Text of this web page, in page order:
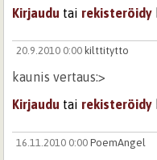
Kirjaudu tai rekisteröidy
20.9.2010 0:00 kilttitytto
kaunis vertaus:>
Kirjaudu tai rekisteröidy
16.11.2010 0:00 PoemAngel